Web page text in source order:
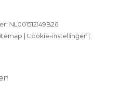
NL001512149B26
| Cookie-instellingen |